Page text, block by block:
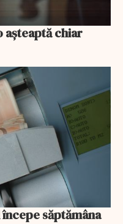
așteaptă chiar
săptămâna